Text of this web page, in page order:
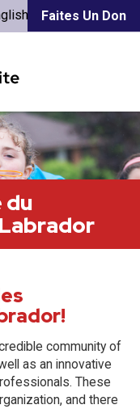
Faites Un Don
du
community of
as an innovative
These
and there